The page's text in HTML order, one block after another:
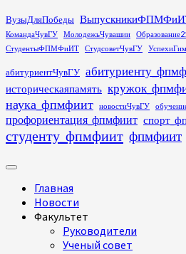
Перейти
к
содержимому
ВузыДляПобеды
КомандаЧувГУ
МолодежьЧувашии
СтудентыФПМФиИТ
СтудсоветЧувГУ
абитуриентЧувГУ
историческаяпамять
наука_фпмфиит новостиЧувГУ
профориентация_фпмфиит
студенту_фпмфиит фпмфиит
Основное
Главная
Новости
Факультет
Руководители
Ученый совет